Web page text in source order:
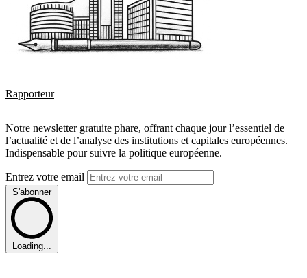
Rapporteur
Notre newsletter gratuite phare, offrant chaque jour l’essentiel de
l’actualité et de l’analyse des institutions et capitales européennes.
Indispensable pour suivre la politique européenne.
Entrez votre email
S'abonner
Loading...